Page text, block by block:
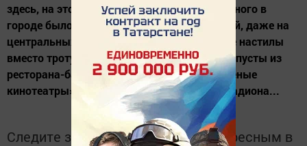
здесь, на этом месте, стояло раньше. Как много в
городе было примитивных барачных зданий, даже на
центральных улицах, помнятся деревянные настилы
вместо тротуаров, запах тушеной кислой капусты из
ресторана-барака на Комсомольской, «зеленые
кинотеатры» в парках у ДК «Родина» и у стадиона...
Следите за самым важным и интересным в